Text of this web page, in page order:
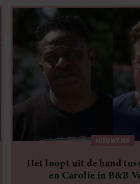
NIEUWTJES
Het loopt uit de hand
en Carolie in B&B